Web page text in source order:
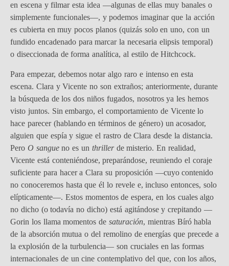
en escena y filmar esta idea —algunas de ellas muy banales o
simplemente funcionales—, y podemos imaginar que la acción
es cubierta en muy pocos planos (quizás solo en uno, con un
fundido encadenado para marcar la necesaria elipsis temporal)
o diseccionada de forma analítica, al estilo de Hitchcock.
Para empezar, debemos notar algo raro e intenso en esta
escena. Clara y Vicente no son extraños; anteriormente, durante
la búsqueda de los dos niños fugados, nosotros ya les hemos
visto juntos. Sin embargo, el comportamiento de Vicente lo
hace parecer (hablando en términos de género) un acosador,
alguien que espía y sigue el rastro de Clara desde la distancia.
Pero O sangueno es un thrillerde misterio. En realidad,
Vicente está conteniéndose, preparándose, reuniendo el coraje
suficiente para hacer a Clara su proposición —cuyo contenido
no conoceremos hasta que él lo revele e, incluso entonces, solo
elípticamente—. Estos momentos de espera, en los cuales algo
no dicho (o todavía no dicho) está agitándose y crepitando —
Gorin los llama momentos de saturación, mientras Bíró habla
de la absorción mutua o del remolino de energías que precede a
la explosión de la turbulencia— son cruciales en las formas
internacionales de un cine contemplativo del que, con los años,